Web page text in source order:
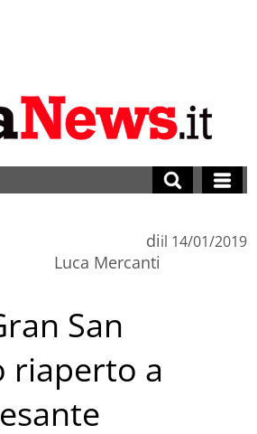
di
Luca Mercanti
il 14/01/2019
San
riaperto a